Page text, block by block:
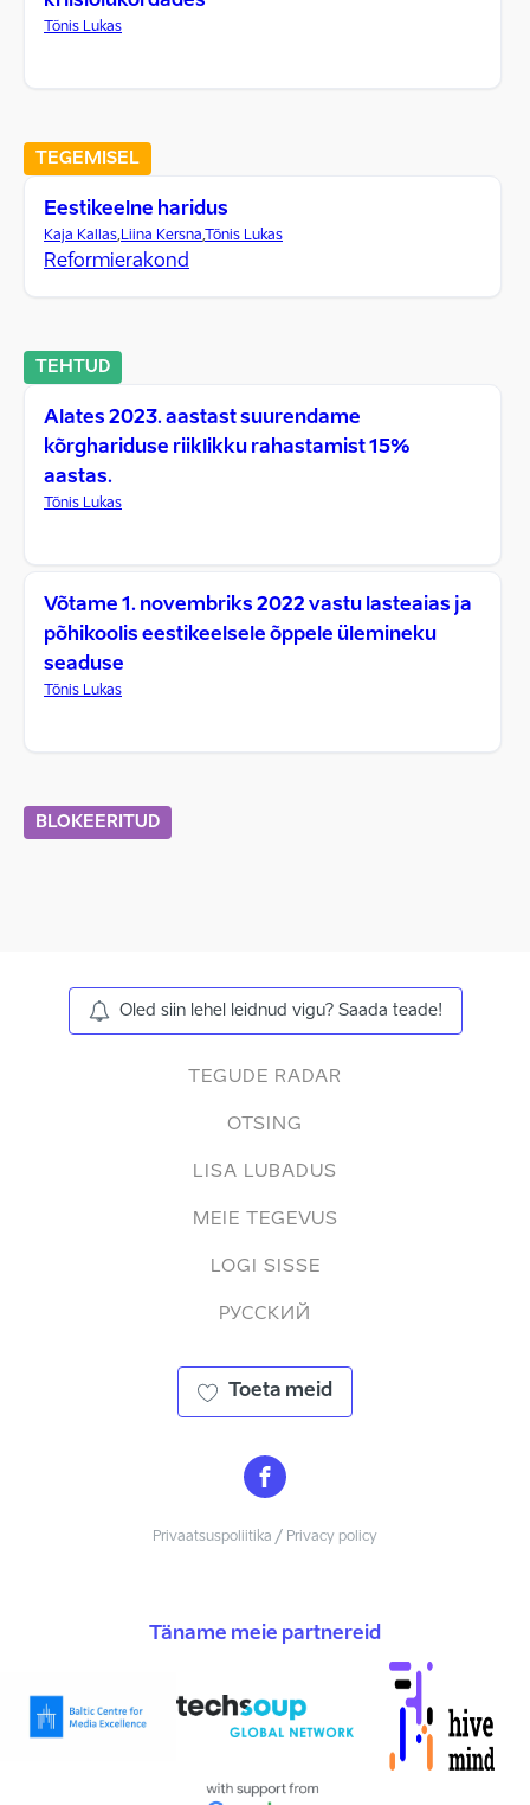
Tõnis Lukas
TEGEMISEL
Eestikeelne haridus
Kaja Kallas,Liina Kersna,Tõnis Lukas
Reformierakond
TEHTUD
Alates 2023. aastast suurendame
kõrghariduse riiklikku rahastamist 15%
aastas.
Tõnis Lukas
Võtame 1. novembriks 2022 vastu lasteaias ja
põhikoolis eestikeelsele õppele ülemineku
seaduse
Tõnis Lukas
BLOKEERITUD
Oled siin lehel leidnud vigu? Saada teade!
TEGUDE RADAR
OTSING
LISA LUBADUS
MEIE TEGEVUS
LOGI SISSE
РУССКИЙ
Toeta meid
Privaatsuspoliitika / Privacy policy
Täname meie partnereid